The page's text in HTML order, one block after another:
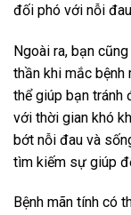
đối phó với nỗi
Ngoài ra, bạn
thần khi mắc bệnh
thể giúp bạn
với thời gian khó
bớt nỗi đau và
tìm kiếm sự giúp
Bệnh mãn tính có